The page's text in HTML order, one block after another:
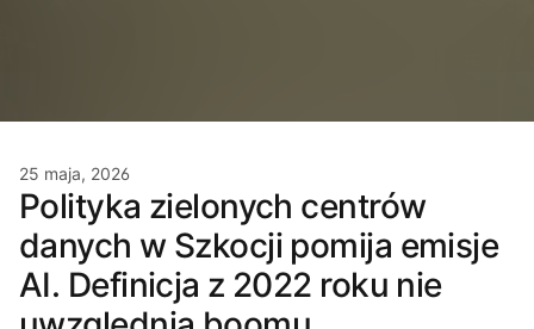
25 maja, 2026
Polityka zielonych centrów
danych w Szkocji pomija emisje
AI. Definicja z 2022 roku nie